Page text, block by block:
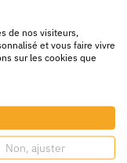
en main
mm
de nos visiteurs,
et vous faire vivre
sur les cookies que
Non, ajuster